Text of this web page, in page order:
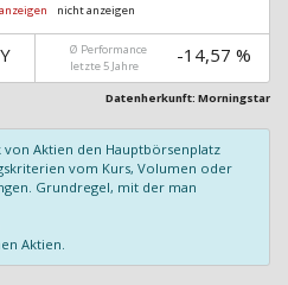
anzeigen nicht anzeigen
Ø Performance
letzte 5 Jahre
-14,57 %
Datenherkunft: Morningstar
von Aktien den Hauptbörsenplatz
vom Kurs, Volumen oder
Grundregel, mit der man
Aktien.